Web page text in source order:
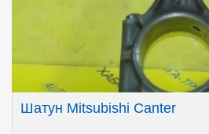
Шатун Mitsubishi Canter